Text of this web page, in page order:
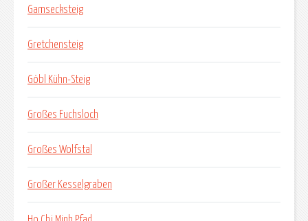
Gamsecksteig
Gretchensteig
Göbl Kühn-Steig
Großes Fuchsloch
Großes Wolfstal
Großer Kesselgraben